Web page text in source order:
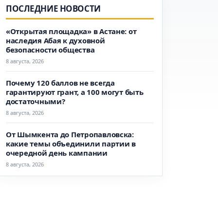
ПОСЛЕДНИЕ НОВОСТИ
«Открытая площадка» в Астане: от
наследия Абая к духовной
безопасности общества
8 августа, 2026
Почему 120 баллов не всегда
гарантируют грант, а 100 могут быть
достаточными?
8 августа, 2026
От Шымкента до Петропавловска:
какие темы объединили партии в
очередной день кампании
8 августа, 2026